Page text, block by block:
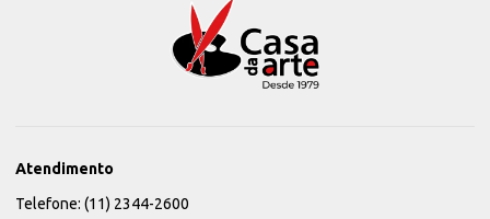
Atendimento
Telefone: (11) 2344-2600